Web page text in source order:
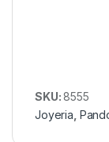
SKU:8555
Joyeria